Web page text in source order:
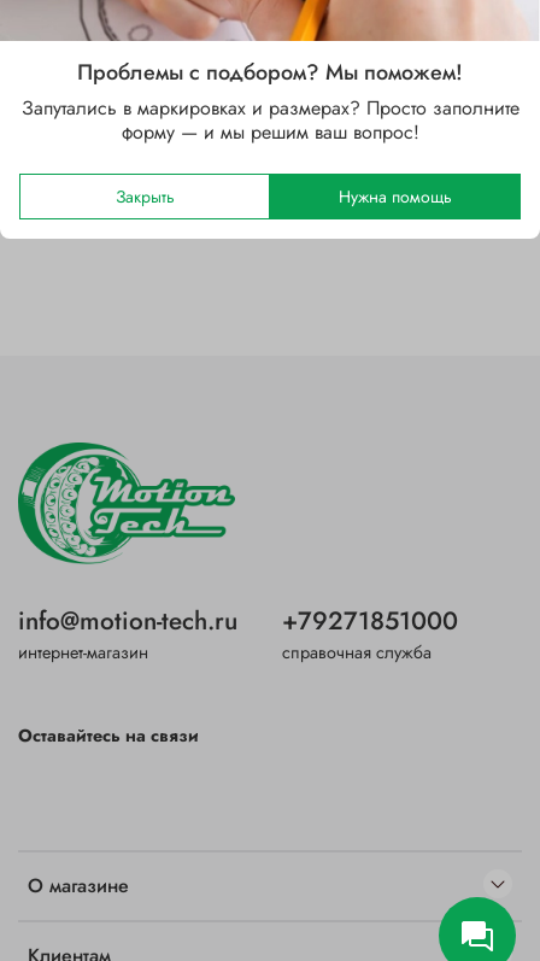
Характеристики
Бренд
Отзывы
О магазине
Клиентам
info@motion-tech.ru
интернет-магазин
+79271851000
справочная служба
Оставайтесь на связи
Проблемы с подбором? Мы поможем!
Запутались в маркировках и размерах? Просто заполните
форму — и мы решим ваш вопрос!
Закрыть Нужна помощь